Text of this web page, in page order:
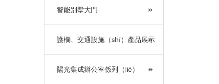
智能別墅大門
護欄、交通設施（shī）產品展示
陽光集成辦公室係列（liè）